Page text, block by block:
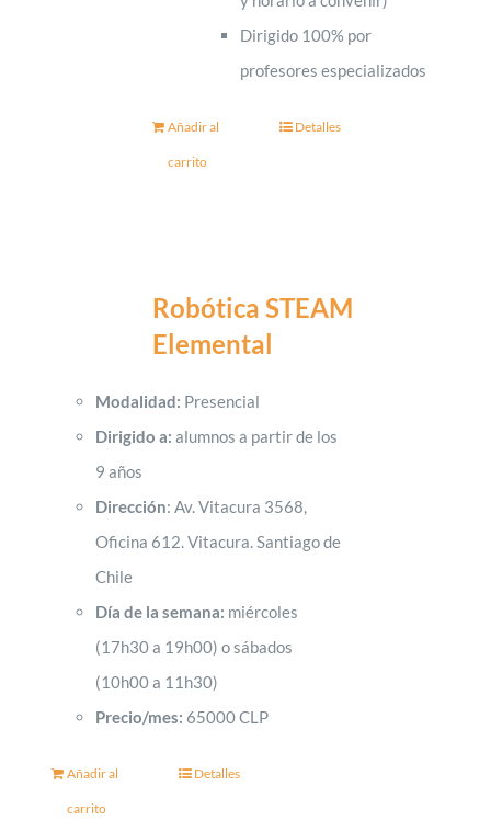
Dirigido 100% por
profesores especializados
Añadir al
carrito
Detalles
Robótica STEAM
Elemental
Modalidad: Presencial
Dirigido a: alumnos a partir de los
9 años
Dirección: Av. Vitacura 3568,
Oficina 612. Vitacura. Santiago de
Chile
Día de la semana: miércoles
(17h30 a 19h00) o sábados
(10h00 a 11h30)
Precio/mes: 65000 CLP
Añadir al
carrito
Detalles